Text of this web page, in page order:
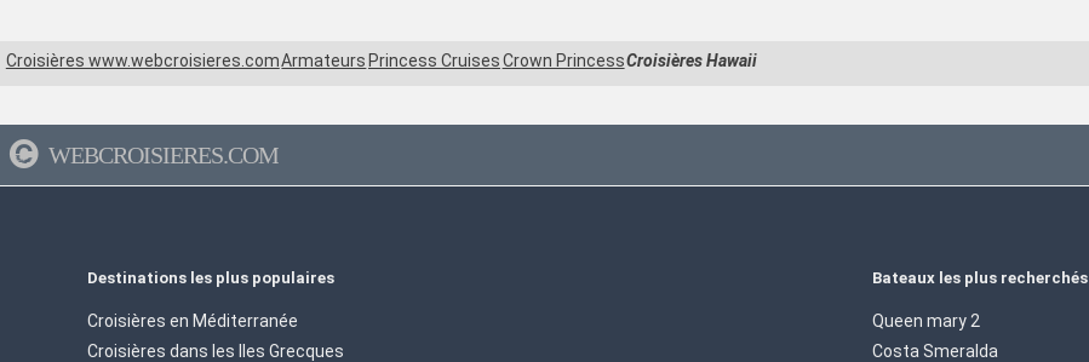
Croisières www.webcroisieres.comArmateurs Princess CruisesCrown PrincessCroisières Hawaii
WEBCROISIERES.COM
Destinations les plus populaires
Croisières en Méditerranée
Croisières dans les Iles Grecques
Bateaux les plus recherchés
Queen mary 2
Costa Smeralda